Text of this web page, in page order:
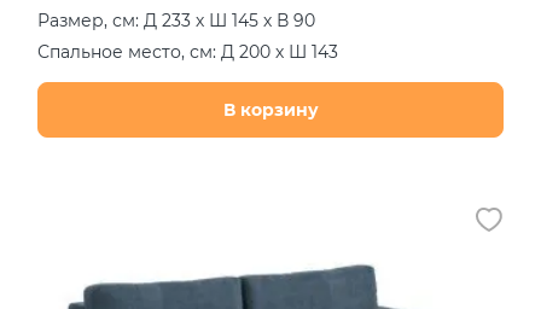
Размер, см: Д 233 х Ш 145 х В 90
Спальное место, см: Д 200 х Ш 143
В корзину